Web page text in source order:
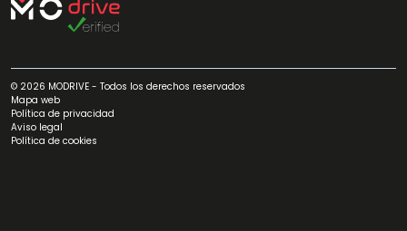
© 2026 MODRIVE - Todos los derechos reservados
Mapa web
Política de privacidad
Aviso legal
Política de cookies